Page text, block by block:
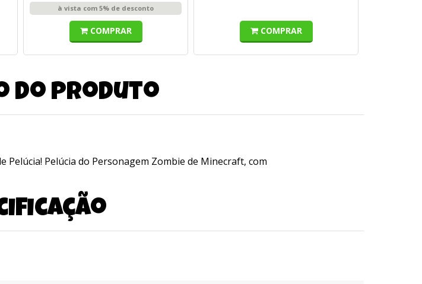
à vista com 5% de desconto
COMPRAR COMPRAR
do produto
Pelúcia! Pelúcia do Personagem Zombie de Minecraft, com